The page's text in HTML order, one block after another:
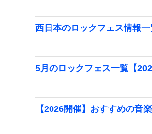
西日本のロックフェス情報一
5月のロックフェス一覧【
【2026開催】おすすめの音